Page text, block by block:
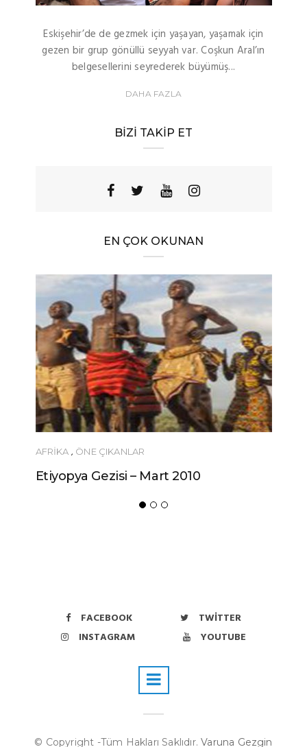
Eskişehir’de de gezmek için yaşayan, yaşamak için
gezen bir grup gönüllü seyyah var. Coşkun Aral’ın
belgesellerini seyrederek büyümüş...
DAHA FAZLA
BIZI TAKIP ET
EN ÇOK OKUNAN
ÖNERILER
Ucuza Gezmek İsteyenlere 10 Tüyo!
FACEBOOK
TWITTER
INSTAGRAM
YOUTUBE
© Copyright -Tüm Hakları Saklıdır.Varuna Gezgin